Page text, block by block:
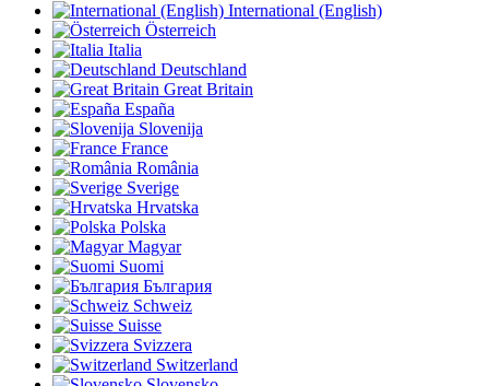
International (English)
Österreich
Italia
Deutschland
Great Britain
España
Slovenija
France
România
Sverige
Hrvatska
Polska
Magyar
Suomi
България
Schweiz
Suisse
Svizzera
Switzerland